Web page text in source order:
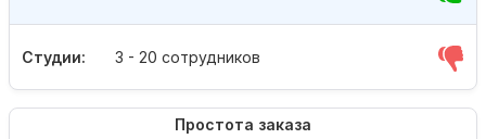
Студии: 3 - 20 сотрудников
Простота заказа